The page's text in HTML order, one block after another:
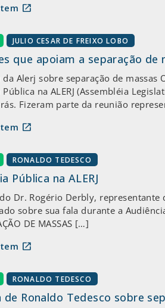
open_in_new
JULIO CESAR DE FREIXO LOBO
que apoiam a separação
Alerj sobre separação de massas
na ALERJ (Assembléia
Fizeram parte da reunião
open_in_new
RONALDO TEDESCO
Pública na ALERJ
Dr. Rogério Derbly, representante
sobre sua fala durante a
DE MASSAS […]
open_in_new
RONALDO TEDESCO
de Ronaldo Tedesco sobre